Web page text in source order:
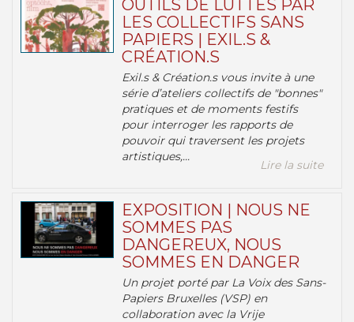
OUTILS DE LUTTES PAR
LES COLLECTIFS SANS
PAPIERS | EXIL.S &
CRÉATION.S
Exil.s & Création.s vous invite à une
série d’ateliers collectifs de "bonnes"
pratiques et de moments festifs
pour interroger les rapports de
pouvoir qui traversent les projets
artistiques,...
Lire la suite
EXPOSITION | NOUS NE
SOMMES PAS
DANGEREUX, NOUS
SOMMES EN DANGER
Un projet porté par La Voix des Sans-
Papiers Bruxelles (VSP) en
collaboration avec la Vrije